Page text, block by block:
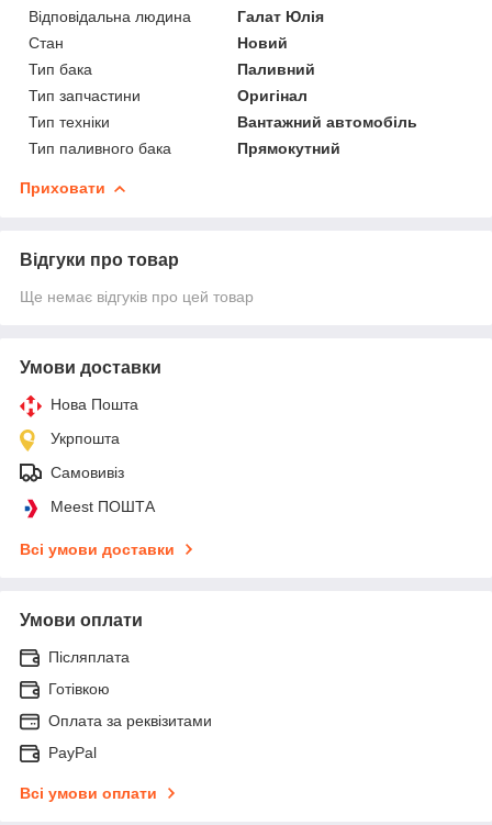
Відповідальна людина
Галат Юлія
Стан
Новий
Тип бака
Паливний
Тип запчастини
Оригінал
Тип техніки
Вантажний автомобіль
Тип паливного бака
Прямокутний
Приховати
Відгуки про товар
Ще немає відгуків про цей товар
Умови доставки
Нова Пошта
Укрпошта
Самовивіз
Meest ПОШТА
Всі умови доставки
Умови оплати
Післяплата
Готівкою
Оплата за реквізитами
PayPal
Всі умови оплати